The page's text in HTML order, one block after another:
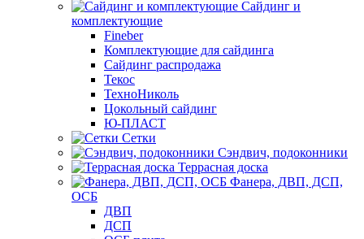
Сайдинг и
комплектующие
Fineber
Комплектующие для сайдинга
Сайдинг распродажа
Текос
ТехноНиколь
Цокольный сайдинг
Ю-ПЛАСТ
Сетки
Сэндвич, подоконники
Террасная доска
Фанера, ДВП, ДСП,
ОСБ
ДВП
ДСП